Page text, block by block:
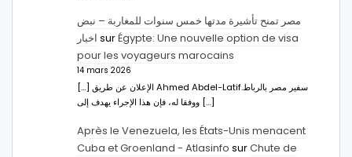
مصر تمنح تأشيرة مدتها خمس سنوات للمغاربة – نبض
اخبار surÉgypte: Une nouvelle option de visa
pour les voyageurs marocains
14 mars 2026
[…] الإعلان عن طريق Ahmed Abdel-Latifسفير مصر بالرباط.
ووفقا له، فإن هذا الإجراء يهدف إلى […]
Après le Venezuela, les États-Unis menacent
Cuba et Groenland - Atlasinfo surChute de